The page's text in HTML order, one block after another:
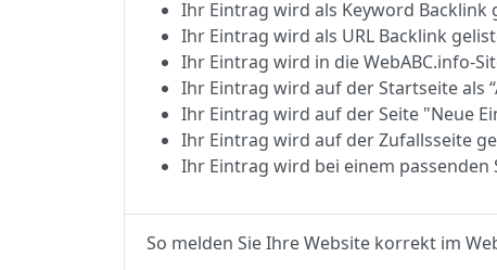
Ihr Eintrag wird als Keyword Backlink
Ihr Eintrag wird als URL Backlink
Ihr Eintrag wird in die WebABC.info-
Ihr Eintrag wird auf der Startseite als
Ihr Eintrag wird auf der Seite "Neue
Ihr Eintrag wird auf der Zufallsseite
Ihr Eintrag wird bei einem passenden
So melden Sie Ihre Website korrekt im